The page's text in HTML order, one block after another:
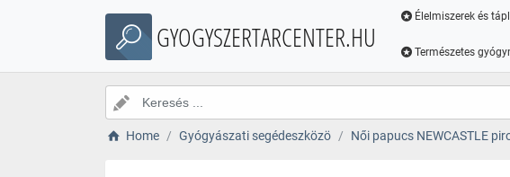
GYOGYSZERTARCENTER.HU
Élelmiszerek és
Természetes
Home Gyógyászati segédeszközö Női papucs NEWCASTLE